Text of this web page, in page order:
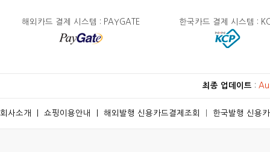
해외카드 결제 시스템 : PAYGATE 한국카드 결제 시스템 :
최종 업데이트 :
회사소개 쇼핑이용안내 해외발행 신용카드결제조회 한국발행 신용